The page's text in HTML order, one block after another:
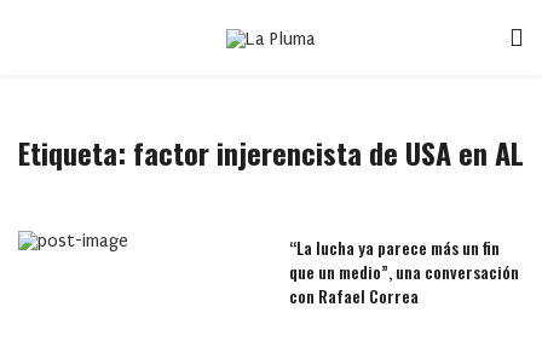
Etiqueta: factor injerencista de USA en AL
“La lucha ya parece más un fin
que un medio”, una conversación
con Rafael Correa